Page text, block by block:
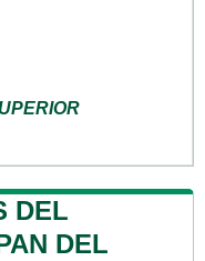
DEL
DEL